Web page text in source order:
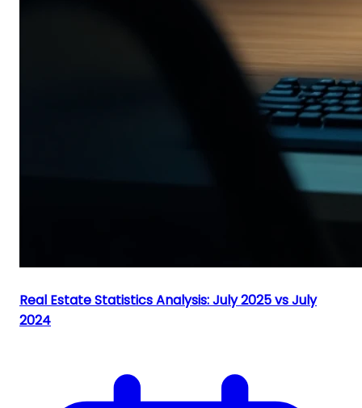
Real Estate Statistics Analysis: July 2025 vs July
2024